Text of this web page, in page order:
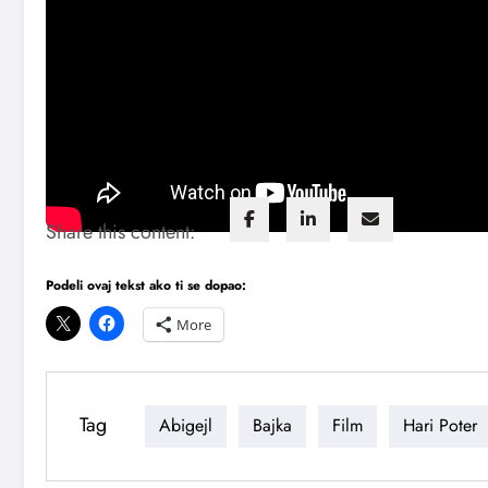
Share this content:
Podeli ovaj tekst ako ti se dopao:
More
Tag Abigejl Bajka Film Hari Poter